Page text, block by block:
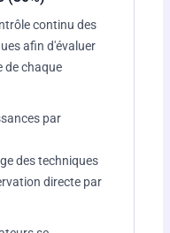
continu des
afin d'évaluer
de chaque
par
des techniques
directe par